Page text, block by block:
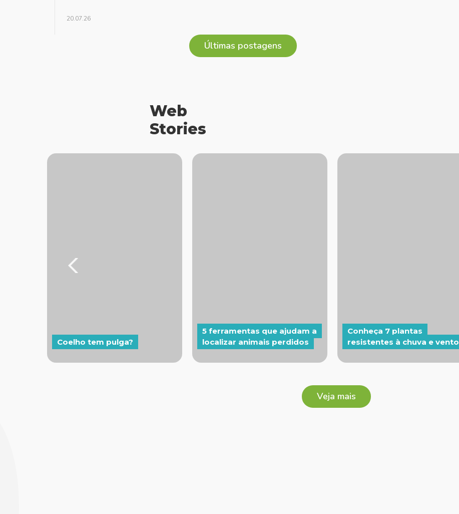
20.07.26
Últimas postagens
Web
Stories
Coelho tem pulga?
5 ferramentas que ajudam a
localizar animais perdidos
Conheça 7 plantas
resistentes à chuva e vento
Veja mais